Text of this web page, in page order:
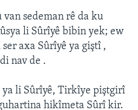
sedeman rê da ku
li Sûrîyê bibin yek; ew
axa Sûrîyê ya giştî ,
nav de .
ya li Sûrîyê, Tirkîye piştgirî
hikîmeta Sûrî kir.